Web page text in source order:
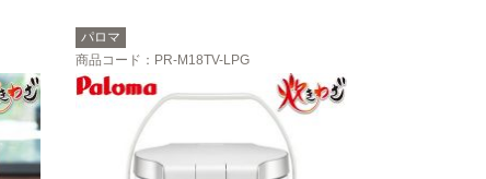
パロマ
商品コード ：PR-M18TV-LPG